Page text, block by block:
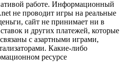
работе. Информационный
не проводит игры на реальные
сайт не принимает ни в
и других платежей, которые
с азартными играми,
Какие-либо
ресурсе